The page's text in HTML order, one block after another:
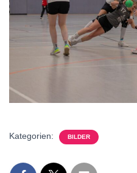
Kategorien: BILDER